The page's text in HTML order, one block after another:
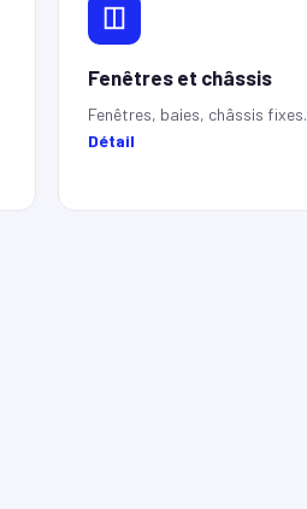
Fenêtres et châssis
Fenêtres, baies, châssis fixes.
Détail